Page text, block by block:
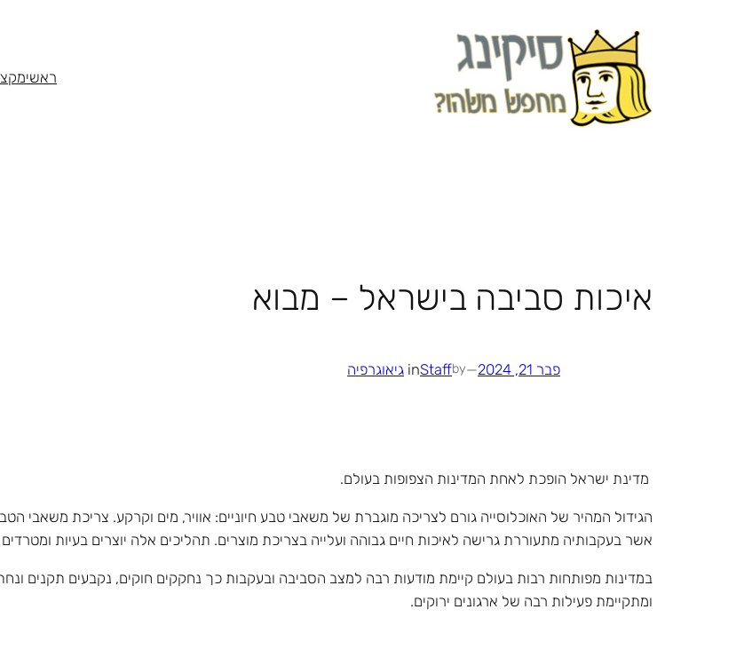
ראשי
איכות סביבה בישראל – מבוא
פבר 21, 2024 —
by
Staff
in גיאוגרפיה
מדינת ישראל הופכת לאחת המדינות הצפופות בעולם.
הגידול המהיר של האוכלוסייה גורם לצריכה מוגברת של משאבי טבע חיוניים: אוויר, מים וקרקע. צריכת משאבי
אשר בעקבותיה מתעוררת גרישה לאיכות חיים גבוהה ועלייה בצריכת מוצרים. תהליכים אלה יוצרים בעיות
במדינות מפותחות רבות בעולם קיימת מודעות רבה למצב הסביבה ובעקבות כך נחקקים חוקים, נקבעים תקנים
ומתקיימת פעילות רבה של ארגונים ירוקים.